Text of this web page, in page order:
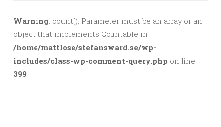
Warning: count(): Parameter must be an array or an
object that implements Countable in
/home/mattlose/stefansward.se/wp-
includes/class-wp-comment-query.php on line
399